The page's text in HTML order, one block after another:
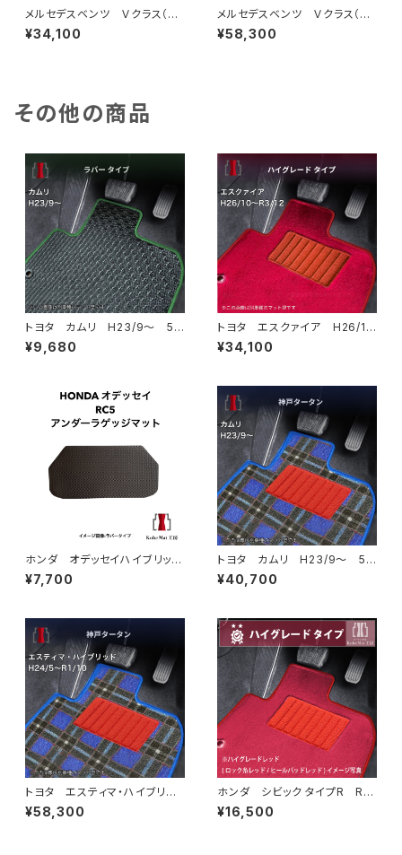
メルセデスベンツ Ｖクラス（W
447） H27/10〜 7人乗 標
準ボディ フロアマット一式 カ
¥34,100
メルセデスベンツ Ｖクラス（W
447） H27/10〜 7人乗 標
準ボディ フロアマット一式 カ
¥58,300
その他の商品
トヨタ カムリ H23/9〜 5
0/70系 フロアマット一式 カ
ーマット 防水 ラバータイプ
¥9,680
トヨタ エスクァイア H26/1
0〜R3/12 80系 フロアマッ
ト一式 カーマット ハイグレー
¥34,100
ホンダ オデッセイハイブリッ
ド R5/12〜 RC5 アンダー
ラゲッジマット トランクマッ
¥7,700
トヨタ カムリ H23/9〜 5
0/70系 フロアマット一式 カ
ーマット 神戸タータン 特別
¥40,700
トヨタ エスティマ・ハイブリッ
ド H24/5〜R1/10（後期） 20
系 フロアマット一式 カーマッ
¥58,300
ホンダ シビック タイプR R4/
9〜 FL5 フロアマット一式
カーマット ハイグレードタイプ
¥16,500